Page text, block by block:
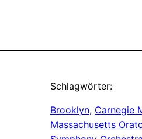
Schlagwörter:
Brooklyn, Carnegie
Massachusetts